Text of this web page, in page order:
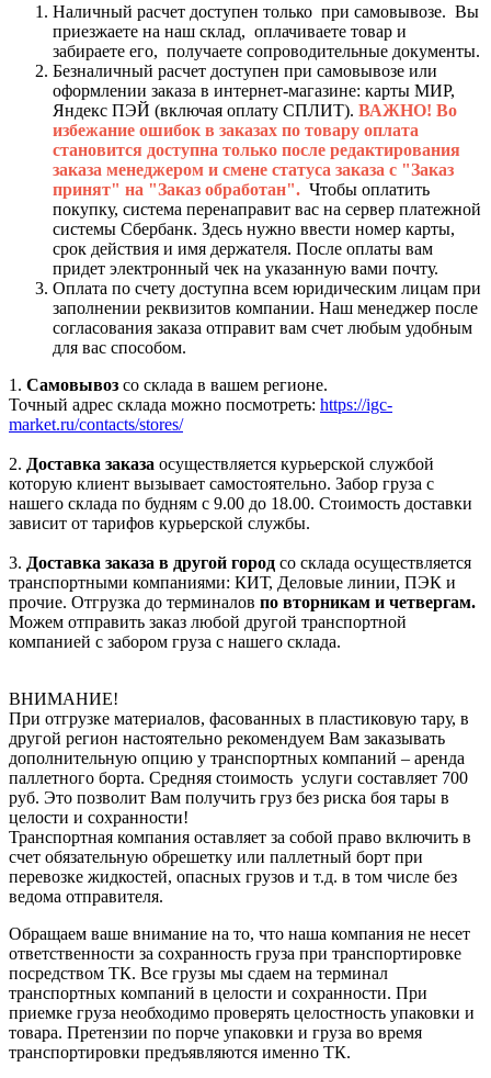
Наличный расчет доступен только при самовывозе. Вы
приезжаете на наш склад, оплачиваете товар и
забираете его, получаете сопроводительные документы.
Безналичный расчет доступен при самовывозе или
оформлении заказа в интернет-магазине: карты МИР,
Яндекс ПЭЙ (включая оплату СПЛИТ). ВАЖНО! Во
избежание ошибок в заказах по товару оплата
становится доступна только после редактирования
заказа менеджером и смене статуса заказа с "Заказ
принят" на "Заказ обработан". Чтобы оплатить
покупку, система перенаправит вас на сервер платежной
системы Сбербанк. Здесь нужно ввести номер карты,
срок действия и имя держателя. После оплаты вам
придет электронный чек на указанную вами почту.
Оплата по счету доступна всем юридическим лицам при
заполнении реквизитов компании. Наш менеджер после
согласования заказа отправит вам счет любым удобным
для вас способом.
1. Самовывоз со склада в вашем регионе.
Точный адрес склада можно посмотреть: https://igc-
market.ru/contacts/stores/
2. Доставка заказа осуществляется курьерской службой
которую клиент вызывает самостоятельно. Забор груза с
нашего склада по будням с 9.00 до 18.00. Стоимость доставки
зависит от тарифов курьерской службы.
3. Доставка заказа в другой город со склада осуществляется
транспортными компаниями: КИТ, Деловые линии, ПЭК и
прочие. Отгрузка до терминалов по вторникам и четвергам.
Можем отправить заказ любой другой транспортной
компанией с забором груза с нашего склада.
ВНИМАНИЕ!
При отгрузке материалов, фасованных в пластиковую тару, в
другой регион настоятельно рекомендуем Вам заказывать
дополнительную опцию у транспортных компаний – аренда
паллетного борта. Средняя стоимость услуги составляет 700
руб. Это позволит Вам получить груз без риска боя тары в
целости и сохранности!
Транспортная компания оставляет за собой право включить в
счет обязательную обрешетку или паллетный борт при
перевозке жидкостей, опасных грузов и т.д. в том числе без
ведома отправителя.
Обращаем ваше внимание на то, что наша компания не несет
ответственности за сохранность груза при транспортировке
посредством ТК. Все грузы мы сдаем на терминал
транспортных компаний в целости и сохранности. При
приемке груза необходимо проверять целостность упаковки и
товара. Претензии по порче упаковки и груза во время
транспортировки предъявляются именно ТК.